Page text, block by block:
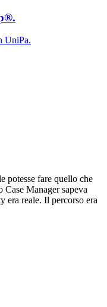
UniPa.
potesse fare quello che
Case Manager sapeva
era reale. Il percorso era